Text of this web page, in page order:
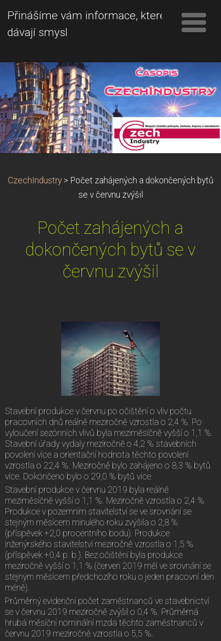
Přinášíme vám informace, které
dávají smysl
CzechIndustry > Počet zahájených a dokončených bytů
se v červnu zvýšil
Počet zahájených a
dokončených bytů se v
červnu zvýšil
Stavební produkce v červnu po očištění o vliv počtu
pracovních dnů reálně meziročně vzrostla o 2,4 %. Po
vyloučení sezónních vlivů byla meziměsíčně vyšší o 1,1 %.
Stavební úřady vydaly meziročně o 4,2 % stavebních
povolení více a orientační hodnota těchto povolení
vzrostla o 22,4 %. Meziročně bylo zahájeno o 8,3 % bytů
více. Dokončeno bylo o 29,0 % bytů více.
Stavební produkce v červnu 2019 byla reálně
meziměsíčně vyšší o 1,1 %. Meziročně vzrostla o 2,4 %.
Produkce v pozemním stavitelství se ve srovnání se
stejným měsícem minulého roku zvýšila o 2,8 %
(příspěvek +2,0 procentního bodu). Produkce
inženýrského stavitelství meziročně vzrostla o 1,5 %
(příspěvek +0,4 p. b.). Bez očištění byla produkce
meziročně vyšší o 1,1 % (červen 2019 měl ve srovnání se
stejným měsícem předchozího roku o jeden pracovní den
méně).
Průměrný evidenční počet zaměstnanců ve stavebnictví
se v červnu 2019 meziročně zvýšil o 0,4 %. Průměrná
hrubá měsíční nominální mzda těchto zaměstnanců v
červnu 2019 meziročně vzrostla o 5,5 %.